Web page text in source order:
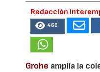
Redacción
466
Grohe amplía la